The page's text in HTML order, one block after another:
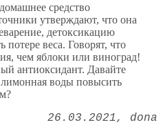
средство
утверждают, что она
детоксикацию
потере веса. Говорят, что
чем яблоки или виноград!
антиоксидант. Давайте
воды повысить
26.03.2021 dona